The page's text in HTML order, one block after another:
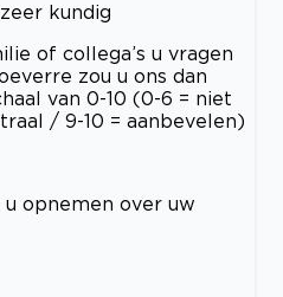
kundig
of collega’s u vragen
zou u ons dan
van 0-10 (0-6 = niet
/ 9-10 = aanbevelen)
opnemen over uw